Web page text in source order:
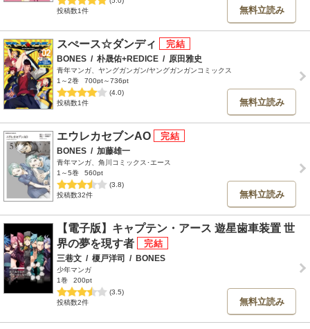
投稿数1件
無料立読み
スぺース☆ダンディ
BONES / 朴晟佑+REDICE / 原田雅史
青年マンガ、ヤングガンガン/ヤングガンガンコミックス
1～2巻
700pt～736pt
(4.0)
投稿数1件
無料立読み
エウレカセブンAO
BONES / 加藤雄一
青年マンガ、角川コミックス･エース
1～5巻
560pt
(3.8)
投稿数32件
無料立読み
【電子版】キャプテン・アース 遊星歯車装置 世
界の夢を現す者
三巷文 / 榎戸洋司 / BONES
少年マンガ
1巻
200pt
(3.5)
投稿数2件
無料立読み